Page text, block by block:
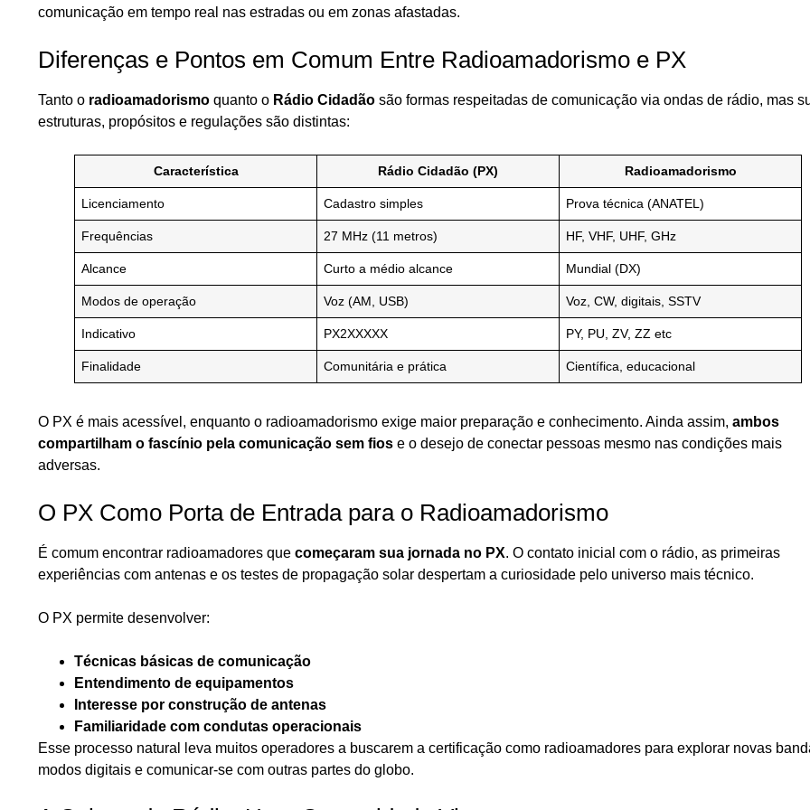
comunicação em tempo real nas estradas ou em zonas afastadas.
Diferenças e Pontos em Comum Entre Radioamadorismo e PX
Tanto o radioamadorismo quanto o Rádio Cidadão são formas respeitadas de comunicação via ondas de rádio, mas
estruturas, propósitos e regulações são distintas:
Característica Rádio Cidadão (PX) Radioamadorismo
Licenciamento Cadastro simples Prova técnica (ANATEL)
Frequências 27 MHz (11 metros) HF, VHF, UHF, GHz
Alcance Curto a médio alcance Mundial (DX)
Modos de operação Voz (AM, USB) Voz, CW, digitais, SSTV
Indicativo PX2XXXXX PY, PU, ZV, ZZ etc
Finalidade Comunitária e prática Científica, educacional
O PX é mais acessível, enquanto o radioamadorismo exige maior preparação e conhecimento. Ainda assim, ambos
compartilham o fascínio pela comunicação sem fios e o desejo de conectar pessoas mesmo nas condições mais
adversas.
O PX Como Porta de Entrada para o Radioamadorismo
É comum encontrar radioamadores que começaram sua jornada no PX. O contato inicial com o rádio, as primeiras
experiências com antenas e os testes de propagação solar despertam a curiosidade pelo universo mais técnico.
O PX permite desenvolver:
Técnicas básicas de comunicação
Entendimento de equipamentos
Interesse por construção de antenas
Familiaridade com condutas operacionais
Esse processo natural leva muitos operadores a buscarem a certificação como radioamadores para explorar novas
modos digitais e comunicar-se com outras partes do globo.